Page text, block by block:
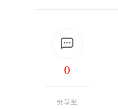
0
分享至